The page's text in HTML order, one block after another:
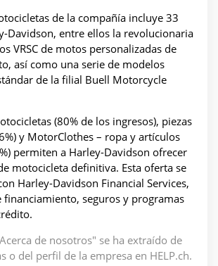
de la compañía incluye 33
Davidson, entre ellos la revolucionaria
VRSC de motos personalizadas de
así como una serie de modelos
de la filial Buell Motorcycle
(80% de los ingresos), piezas
y MotorClothes – ropa y artículos
permiten a Harley-Davidson ofrecer
motocicleta definitiva. Esta oferta se
Harley-Davidson Financial Services,
financiamiento, seguros y programas
de nosotros" se ha extraído de
o del perfil de la empresa en HELP.ch.